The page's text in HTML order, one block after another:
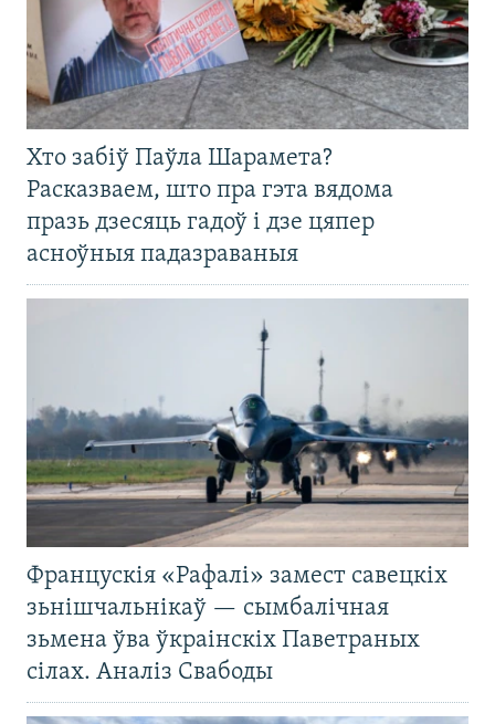
Хто забіў Паўла Шарамета?
Расказваем, што пра гэта вядома
празь дзесяць гадоў і дзе цяпер
асноўныя падазраваныя
Францускія «Рафалі» замест савецкіх
зьнішчальнікаў — сымбалічная
зьмена ўва ўкраінскіх Паветраных
сілах. Аналіз Свабоды